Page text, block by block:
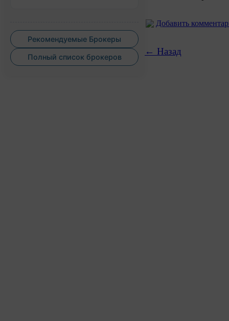
Рекомендуемые Брокеры
Полный список брокеров
Добавить
← Назад